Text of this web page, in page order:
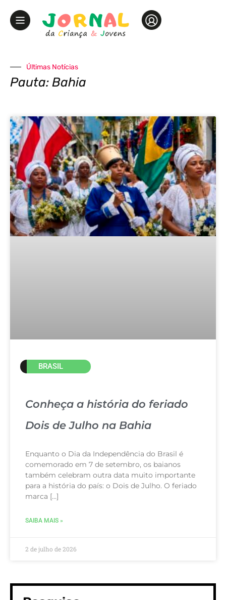
Últimas Notícias
Pauta: Bahia
BRASIL
Conheça a história do feriado
Dois de Julho na Bahia
Enquanto o Dia da Independência do Brasil é
comemorado em 7 de setembro, os baianos
também celebram outra data muito importante
para a história do país: o Dois de Julho. O feriado
marca […]
SAIBA MAIS »
2 de julho de 2026